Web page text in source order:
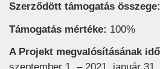
Szerződött támogatás összege:
Támogatás mértéke: 100%
A Projekt megvalósításának